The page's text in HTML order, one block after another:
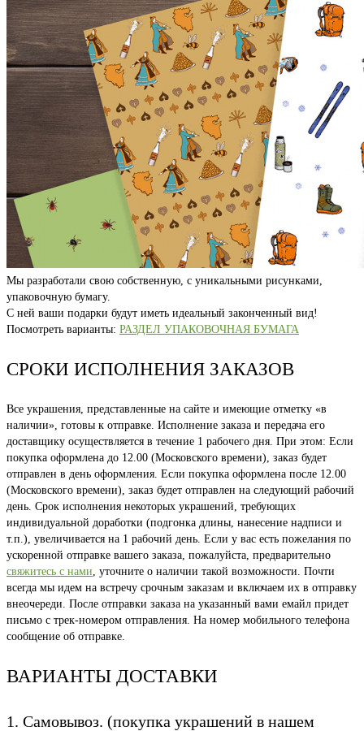
Мы разработали свою собственную, с уникальными рисунками,
упаковочную бумагу.
С ней ваши подарки будут иметь идеальный законченный вид!
Посмотреть варианты: РАЗДЕЛ УПАКОВОЧНАЯ БУМАГА
СРОКИ ИСПОЛНЕНИЯ ЗАКАЗОВ
Все украшения, представленные на сайте и имеющие отметку «в
наличии», готовы к отправке. Исполнение заказа и передача его
доставщику осуществляется в течение 1 рабочего дня. При этом: Если
покупка оформлена до 12.00 (Московского времени), заказ будет
отправлен в день оформления. Если покупка оформлена после 12.00
(Московского времени), заказ будет отправлен на следующий рабочий
день. Срок исполнения некоторых украшений, требующих
индивидуальной доработки (подгонка длины, нанесение надписи и
т.п.), увеличивается на 1 рабочий день. Если у вас есть пожелания по
ускоренной отправке вашего заказа, пожалуйста, предварительно
свяжитесь с нами, уточните о наличии такой возможности. Почти
всегда мы идем на встречу срочным заказам и включаем их в отправку
внеочереди. После отправки заказа на указанный вами емайл придет
письмо с трек-номером отправления. На номер мобильного телефона
сообщение об отправке.
ВАРИАНТЫ ДОСТАВКИ
1. Самовывоз. (покупка украшений в нашем